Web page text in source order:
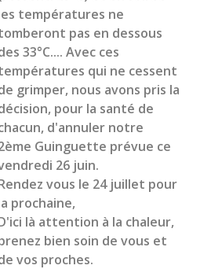
températures ne
pas en dessous
33°C.... Avec ces
qui ne cessent
grimper, nous avons pris la
pour la santé de
d'annuler notre
Guinguette prévue ce
26 juin.
vous le 24 juillet pour
prochaine,
là attention à la chaleur,
bien soin de vous et
vos proches.